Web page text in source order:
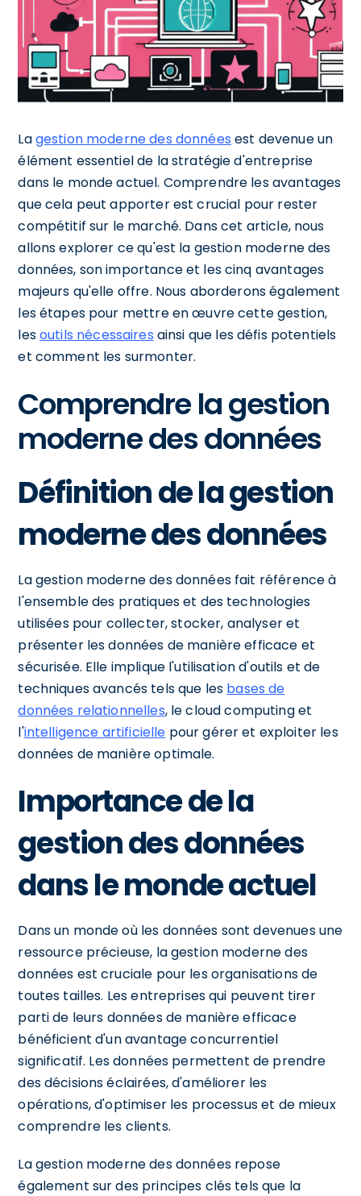
Lagestion moderne des données est devenue un
élément essentiel de la stratégie d'entreprise
dans le monde actuel. Comprendre les avantages
que cela peut apporter est crucial pour rester
compétitif sur le marché. Dans cet article, nous
allons explorer ce qu'est la gestion moderne des
données, son importance et les cinq avantages
majeurs qu'elle offre. Nous aborderons également
les étapes pour mettre en œuvre cette gestion,
lesoutils nécessaires ainsi que les défis potentiels
et comment les surmonter.
Comprendre la gestion
moderne des données
Définition de la gestion
moderne des données
La gestion moderne des données fait référence à
l'ensemble des pratiques et des technologies
utilisées pour collecter, stocker, analyser et
présenter les données de manière efficace et
sécurisée. Elle implique l'utilisation d'outils et de
techniques avancés tels que les bases de
données relationnelles, le cloud computing et
l'intelligence artificielle pour gérer et exploiter les
données de manière optimale.
Importance de la
gestion des données
dans le monde actuel
Dans un monde où les données sont devenues une
ressource précieuse, la gestion moderne des
données est cruciale pour les organisations de
toutes tailles. Les entreprises qui peuvent tirer
parti de leurs données de manière efficace
bénéficient d'un avantage concurrentiel
significatif. Les données permettent de prendre
des décisions éclairées, d'améliorer les
opérations, d'optimiser les processus et de mieux
comprendre les clients.
La gestion moderne des données repose
également sur des principes clés tels que la